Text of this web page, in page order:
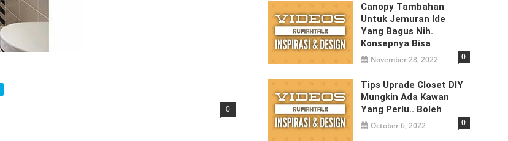
0
Canopy Tambahan
Untuk Jemuran Ide
Yang Bagus Nih.
Konsepnya Bisa
November 28, 2022 0
Tips Uprade Closet DIY
Mungkin Ada Kawan
Yang Perlu.. Boleh
October 6, 2022 0